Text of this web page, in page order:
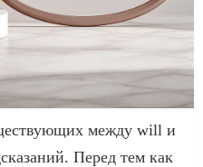
между will и
Перед тем как